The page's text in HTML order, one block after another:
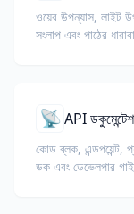
ওয়েব উপন্যাস, লাইট
সংলাপ এবং পাঠের
📡 API
কোড ব্লক, এন্ডপয়েন্ট,
ডক এবং ডেভেলপার